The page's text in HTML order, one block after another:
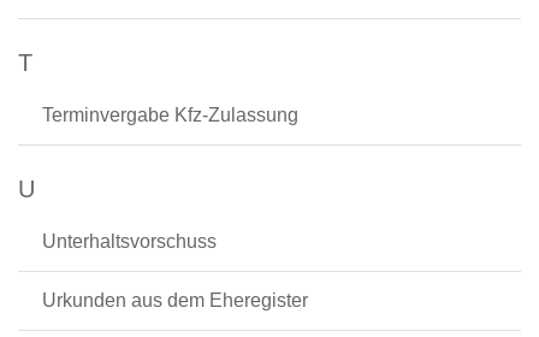
T
Terminvergabe Kfz-Zulassung
U
Unterhaltsvorschuss
Urkunden aus dem Eheregister